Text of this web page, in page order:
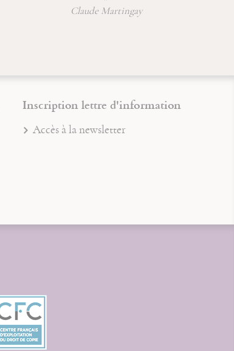
Claude Martingay
Inscription lettre d'information
Accès à la newsletter